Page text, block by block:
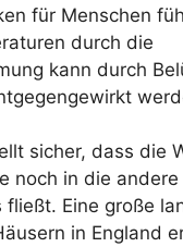
für Menschen
durch die
kann durch
sicher, dass die
noch in die andere
fließt. Eine große
in England